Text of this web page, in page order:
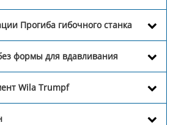
Прогиба гибочного станка
формы для вдавливания
Wila Trumpf